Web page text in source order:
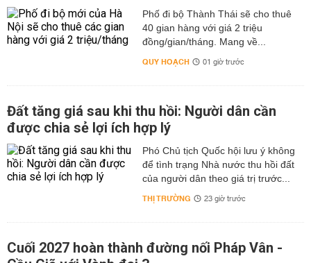
Phố đi bộ Thành Thái sẽ cho thuê
40 gian hàng với giá 2 triệu
đồng/gian/tháng. Mang về...
QUY HOẠCH 01 giờ trước
Đất tăng giá sau khi thu hồi: Người dân cần
được chia sẻ lợi ích hợp lý
Phó Chủ tịch Quốc hội lưu ý không
để tình trạng Nhà nước thu hồi đất
của người dân theo giá trị trước...
THỊ TRƯỜNG 23 giờ trước
Cuối 2027 hoàn thành đường nối Pháp Vân -